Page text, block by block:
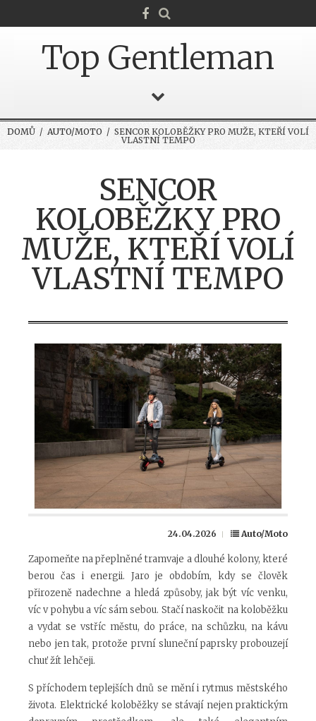
Top Gentleman
DOMŮ / AUTO/MOTO / SENCOR KOLOBĚŽKY PRO MUŽE, KTEŘÍ VOLÍ
VLASTNÍ TEMPO
SENCOR
KOLOBĚŽKY PRO
MUŽE, KTEŘÍ VOLÍ
VLASTNÍ TEMPO
24.04.2026 Auto/Moto
Zapomeňte na přeplněné tramvaje a dlouhé kolony, které
berou čas i energii. Jaro je obdobím, kdy se člověk
přirozeně nadechne a hledá způsoby, jak být víc venku,
víc v pohybu a víc sám sebou. Stačí naskočit na koloběžku
a vydat se vstříc městu, do práce, na schůzku, na kávu
nebo jen tak, protože první sluneční paprsky probouzejí
chuť žít lehčeji.
S příchodem teplejších dnů se mění i rytmus městského
života. Elektrické koloběžky se stávají nejen praktickým